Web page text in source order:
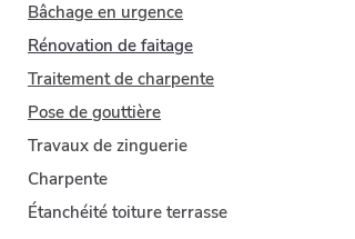
​Bâchage en urgence
Rénovation de faitage
Traitement de charpente
Pose de gouttière
Travaux de zinguerie
Charpente
Étanchéité toiture terrasse